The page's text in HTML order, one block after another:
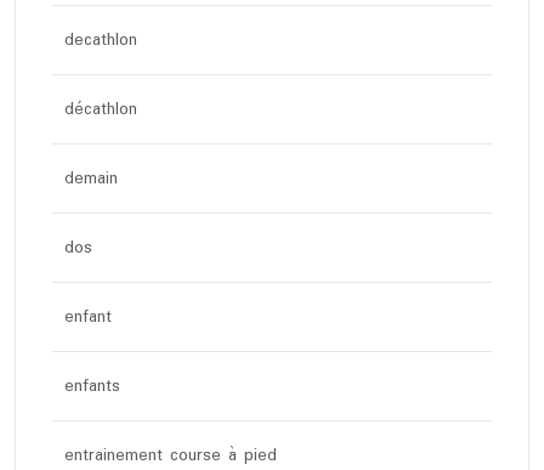
decathlon
décathlon
demain
dos
enfant
enfants
entrainement course à pied